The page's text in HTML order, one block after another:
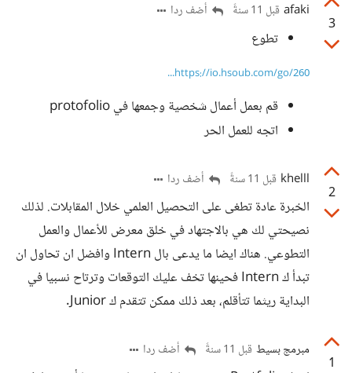
3
afaki قبل 11 سنةً أضف ردا
تطوع
https://io.hsoub.com/go/260...
قم بعمل أعمال شخصية وجمعها في protofolio
اتجه للعمل الحر
2
khelll قبل 11 سنةً أضف ردا
الخبرة عادة تطغى على التحصيل العلمي خلال المقابلات. لذلك
نصيحتي لك هي بالاجتهاد في خلق معرض للأعمال والعمل
التطوعي. هناك ايضا ما يدعى بال Intern وافضل ان تحاول ان
تبدأ ك Intern فحينها تخف عليك التوقعات وترتاح نسبيا في
البداية ريثما تتأقلم، بعد ذلك ممكن تتقدم ك Junior.
1
مبرمج بسيط قبل 11 سنةً أضف ردا